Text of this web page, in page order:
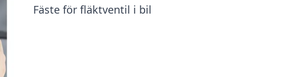
Fäste för fläktventil i bil